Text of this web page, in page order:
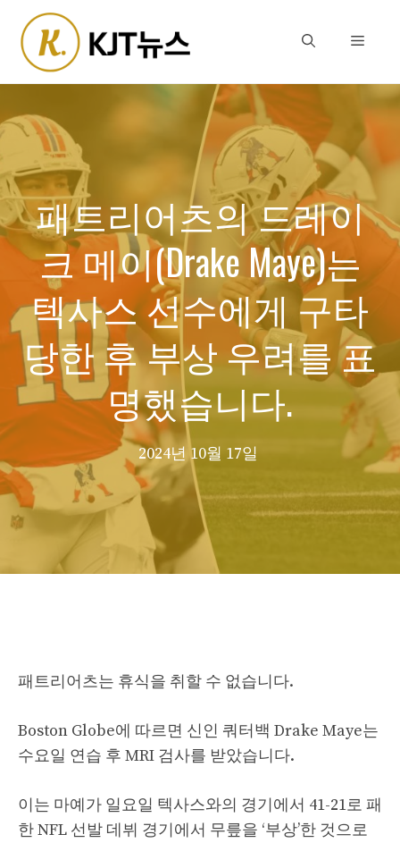
content
Menu
패트리어츠의 드레이
크 메이(Drake Maye)는
텍사스 선수에게 구타
당한 후 부상 우려를 표
명했습니다.
2024년 10월 17일
패트리어츠는 휴식을 취할 수 없습니다.
Boston Globe에 따르면 신인 쿼터백 Drake Maye는
수요일 연습 후 MRI 검사를 받았습니다.
이는 마예가 일요일 텍사스와의 경기에서 41-21로 패
한 NFL 선발 데뷔 경기에서 무릎을 ‘부상’한 것으로